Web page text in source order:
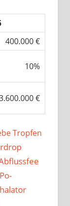
400.000 €
10%
€
Tropfen